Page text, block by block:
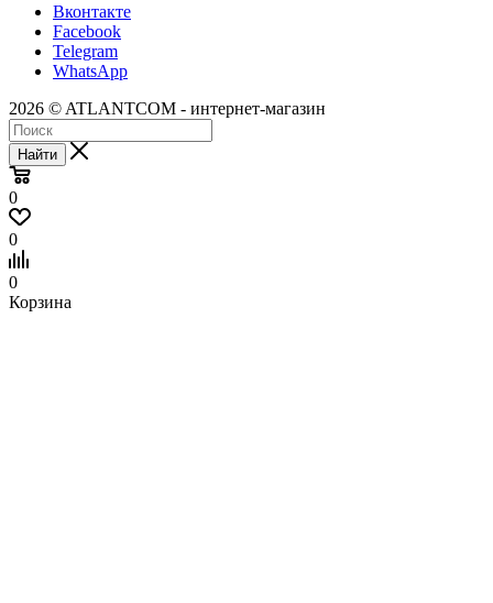
Вконтакте
Facebook
Telegram
WhatsApp
2026 © ATLANTCOM - интернет-магазин
Найти
0
0
0
Корзина